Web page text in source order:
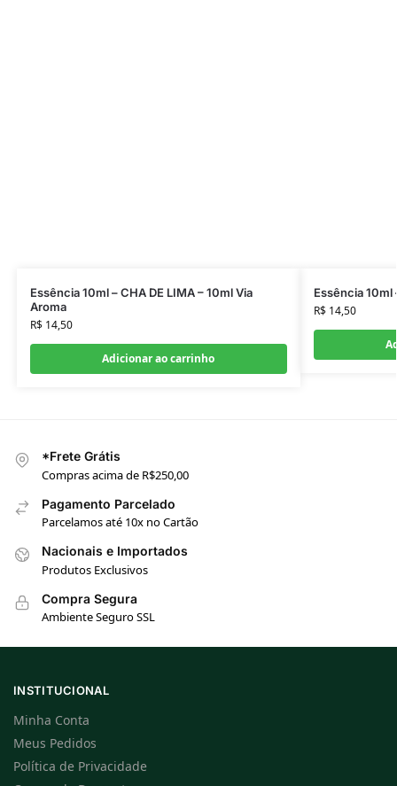
Essência 10ml – CHA DE LIMA – 10ml Via
Aroma
R$14,50
Adicionar ao carrinho
Essência 10ml
R$14,50
*Frete Grátis
Compras acima de R$250,00
Pagamento Parcelado
Parcelamos até 10x no Cartão
Nacionais e Importados
Produtos Exclusivos
Compra Segura
Ambiente Seguro SSL
INSTITUCIONAL
Minha Conta
Meus Pedidos
Política de Privacidade